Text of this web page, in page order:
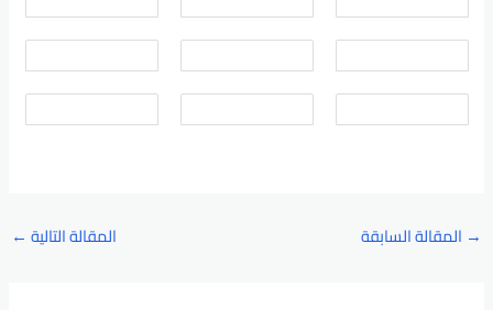
→ المقالة السابقة المقالة التالية ←